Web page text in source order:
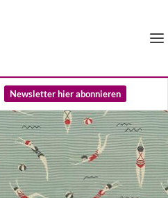
Newsletter hier abonnieren